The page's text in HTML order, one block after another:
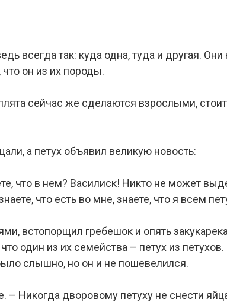
всегда так: куда одна, туда и другая. Они
он из их породы.
сейчас же сделаются взрослыми,
а петух объявил великую новость:
что в нем? Василиск! Никто не может
что есть во мне, знаете, что я всем
встопорщил гребешок и опять
один из их семейства – петух из
слышно, но он и не пошевелился.
– Никогда дворовому петуху не снести